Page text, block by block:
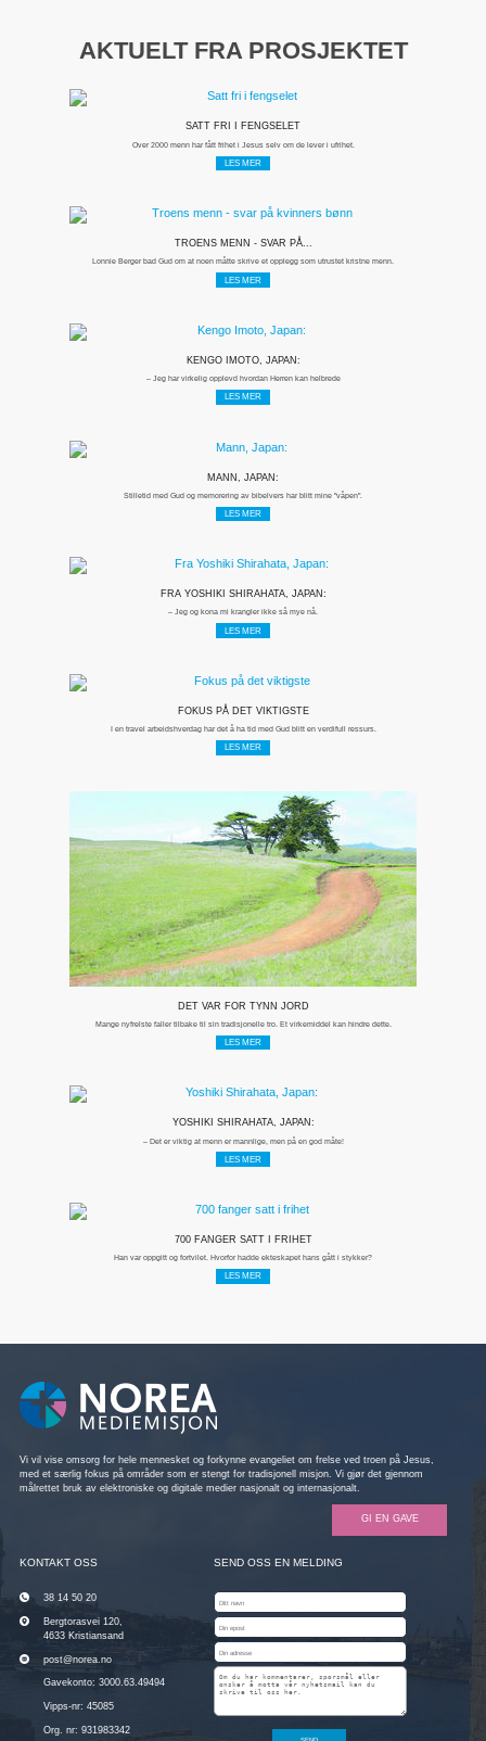
AKTUELT FRA PROSJEKTET
SATT FRI I FENGSELET
Over 2000 menn har fått frihet i Jesus selv om de lever i ufrihet.
LES MER
TROENS MENN - SVAR PÅ...
Lonnie Berger bad Gud om at noen måtte skrive et opplegg som utrustet kristne menn.
LES MER
KENGO IMOTO, JAPAN:
– Jeg har virkelig opplevd hvordan Herren kan helbrede
LES MER
MANN, JAPAN:
Stilletid med Gud og memorering av bibelvers har blitt mine "våpen".
LES MER
FRA YOSHIKI SHIRAHATA, JAPAN:
– Jeg og kona mi krangler ikke så mye nå.
LES MER
FOKUS PÅ DET VIKTIGSTE
I en travel arbeidshverdag har det å ha tid med Gud blitt en verdifull ressurs.
LES MER
DET VAR FOR TYNN JORD
Mange nyfrelste faller tilbake til sin tradisjonelle tro. Et virkemiddel kan hindre dette.
LES MER
YOSHIKI SHIRAHATA, JAPAN:
– Det er viktig at menn er mannlige, men på en god måte!
LES MER
700 FANGER SATT I FRIHET
Han var oppgitt og fortvilet. Hvorfor hadde ekteskapet hans gått i stykker?
LES MER
Vi vil vise omsorg for hele mennesket og forkynne evangeliet om frelse ved troen på Jesus,
med et særlig fokus på områder som er stengt for tradisjonell misjon. Vi gjør det gjennom
målrettet bruk av elektroniske og digitale medier nasjonalt og internasjonalt.
GI EN GAVE
KONTAKT OSS
38 14 50 20
Bergtorasvei 120,
4633 Kristiansand
post@norea.no
Gavekonto: 3000.63.49494
Vipps-nr: 45085
Org. nr: 931983342
SEND OSS EN MELDING